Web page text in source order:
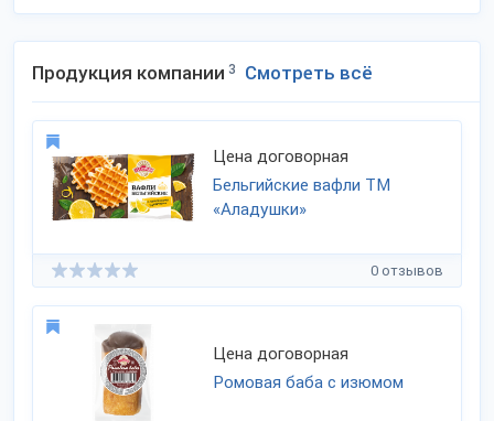
Продукция компании 3 Смотреть всё
Цена договорная
Бельгийские вафли ТМ
«Аладушки»
0 отзывов
Цена договорная
Ромовая баба с изюмом